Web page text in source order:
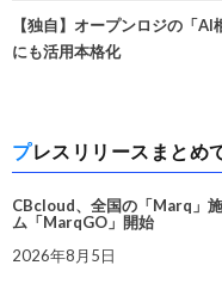
【独自】オープンロジの「
にも活用本格化
プレスリリースまとめ
CBcloud、全国の「Marq」
ム「MarqGO」開始
2026年8月5日